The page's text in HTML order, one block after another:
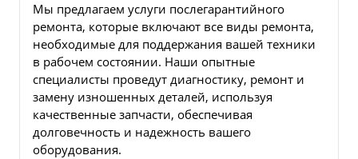
Мы предлагаем услуги послегарантийного
ремонта, которые включают все виды ремонта,
необходимые для поддержания вашей техники
в рабочем состоянии. Наши опытные
специалисты проведут диагностику, ремонт и
замену изношенных деталей, используя
качественные запчасти, обеспечивая
долговечность и надежность вашего
оборудования.